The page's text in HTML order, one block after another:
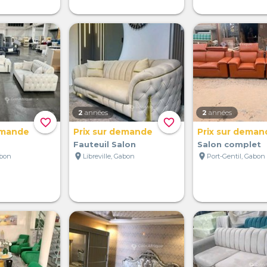
favorite_border favorite_border
2 années
Prix sur demande
Fauteuil Salon
location_on Libreville, Gabon
2 années
Prix sur
Salon complet
location_on Port-Gentil, Gabon